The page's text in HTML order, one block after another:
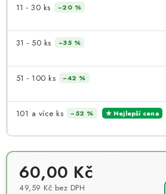
11 - 30 ks −20 %
31 - 50 ks −35 %
51 - 100 ks −42 %
101 a více ks −52 % ★ Nejlepší cena
60,00 Kč
49,59 Kč bez DPH